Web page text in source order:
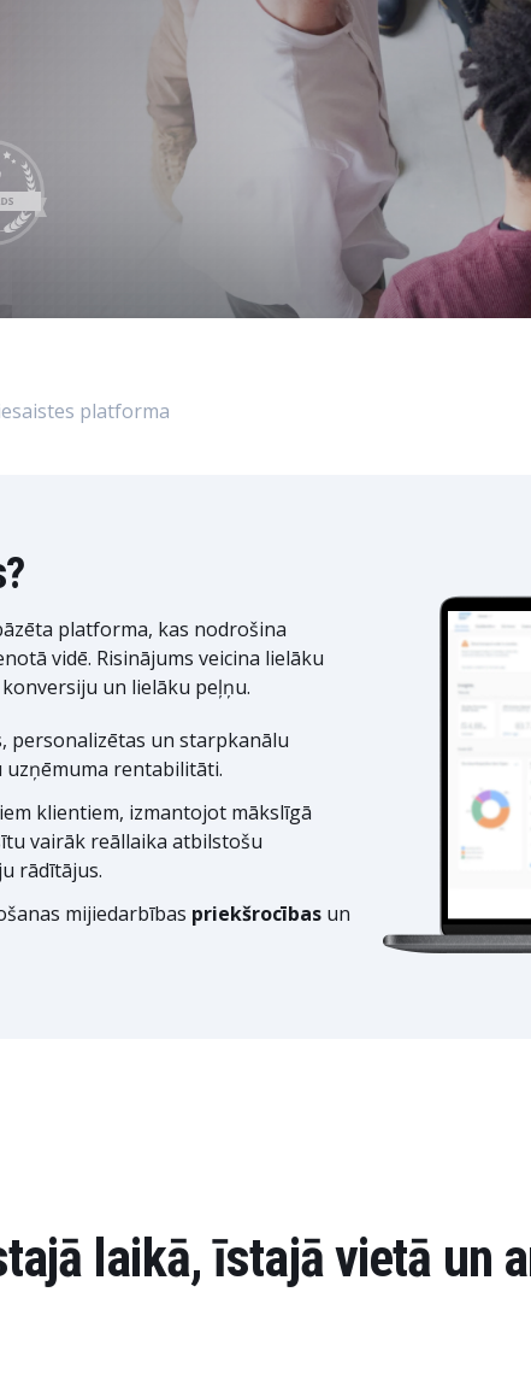
SAP AI Services
SAP AI Core & AI Launchpad
SAP
platforma
platforma, kas nodrošina
vidē. Risinājums veicina lielāku
un lielāku peļņu.
personalizētas un starpkanālu
uzņēmuma rentabilitāti.
klientiem, izmantojot mākslīgā
vairāk reāllaika atbilstošu
rādītājus.
mijiedarbības priekšrocības un
laikā, īstajā vietā un